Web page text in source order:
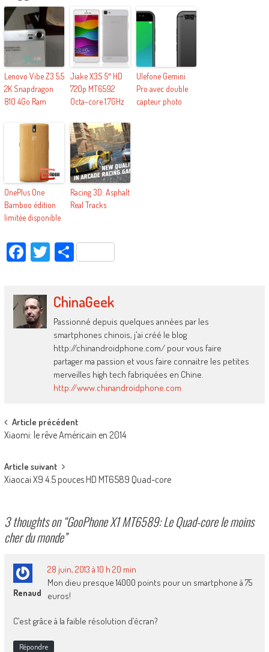
Lenovo Vibe Z3 5.5
2K Snapdragon
810 4Go Ram
Jiake X3S 5″ HD
720p MT6592
Octa-core 1.7GHz
Ulefone Gemini
Pro avec double
capteur photo
OnePlus One
Bamboo édition
limitée disponible
Racing 3D: Asphalt
Real Tracks
Facebook
Twitter
Partager
ChinaGeek
Passionné depuis quelques années par les
smartphones chinois, j'ai créé le blog
http://chinandroidphone.com/ pour vous faire
partager ma passion et vous faire connaitre les petites
merveilles high tech fabriquées en Chine.
http://www.chinandroidphone.com
Post
navigation
Article précédent
Xiaomi: le rêve Américain en 2014
Article suivant
Xiaocai X9 4.5 pouces HD MT6589 Quad-core
3 thoughts on “GooPhone X1 MT6589: Le Quad-core le moins
cher du monde”
Renaud
28 juin, 2013 à 10 h 20 min
Mon dieu presque 14000 points pour un smartphone à 75
euros!
C’est grâce à la faible résolution d’écran?
Répondre